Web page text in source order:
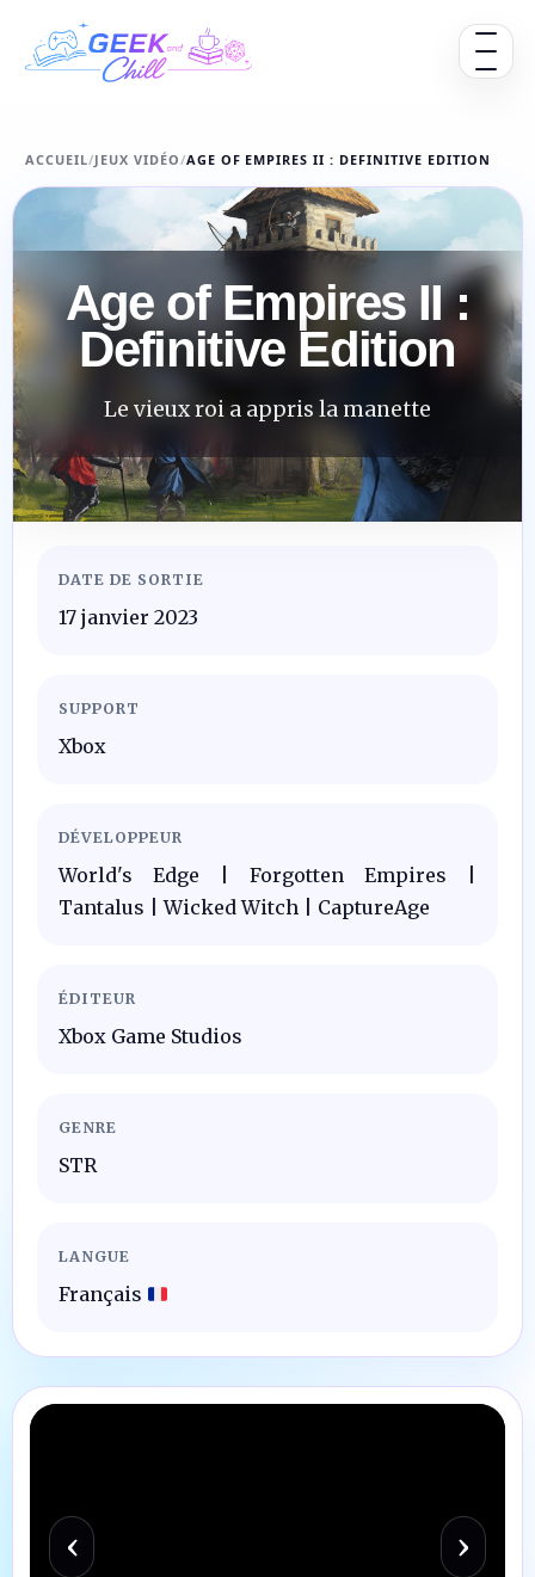
Ouvrir
ACCUEIL/JEUX VIDÉO/AGE OF EMPIRES II : DEFINITIVE EDITION
Age of Empires II :
Definitive Edition
Le vieux roi a appris la manette
DATE DE SORTIE
17 janvier 2023
SUPPORT
Xbox
DÉVELOPPEUR
World's Edge | Forgotten Empires |
Tantalus | Wicked Witch | CaptureAge
ÉDITEUR
Xbox Game Studios
GENRE
STR
LANGUE
Français
‹ ›